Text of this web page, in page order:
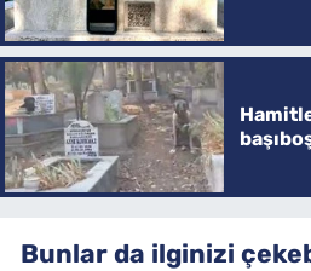
Bunlar da ilginizi